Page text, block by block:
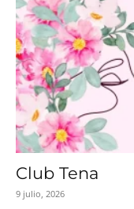
Club Tena
9 julio, 2026